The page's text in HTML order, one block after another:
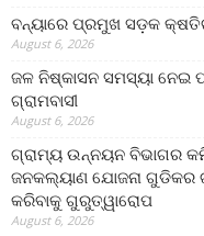
ବନ୍ୟାରେ ପ୍ରମୁଖ ସଡ଼କ
August 6, 2026
ଜଳ ନିଷ୍କାସନ ସମସ୍ୟା ନେଇ
ଗ୍ରାମବାସୀ
August 6, 2026
ଗ୍ରାମ୍ୟ ଉନ୍ନୟନ ବିଭାଗର
ଜନକଲ୍ୟାଣ ଯୋଜନା ଗୁଡିକର
କରିବାକୁ ଗୁରୁତ୍ୱାରୋପ
August 6, 2026